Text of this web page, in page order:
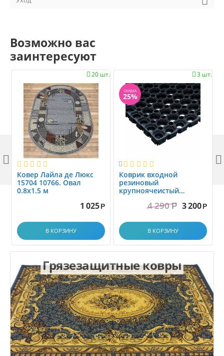
Возможно вас
заинтересуют
20 шт.

Ковер Лайла де Люкс
15704 10766. Овал
0.8x1.5 м
1 025 Р
В КОРЗИНУ
3 шт.

СКИДКА
25%

Коврик вxодной
резиновый
крупноячеистый
1.0x1.5 м4 290 Р 3 200 Р
В КОРЗИНУ
 
Грязезащитные ковры